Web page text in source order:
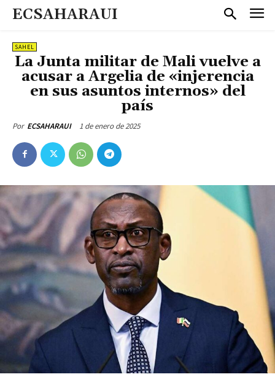
ECSAHARAUI
SAHEL
La Junta militar de Mali vuelve a
acusar a Argelia de «injerencia
en sus asuntos internos» del
país
Por ECSAHARAUI 1 de enero de 2025